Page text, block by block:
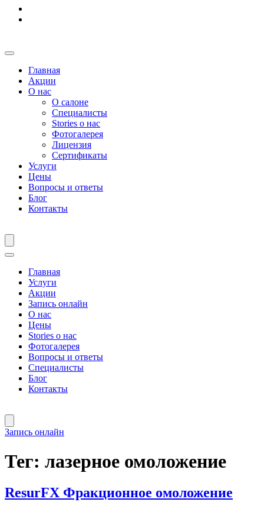
Главная
Акции
О нас
О салоне
Специалисты
Stories о нас
Фотогалерея
Лицензия
Сертификаты
Услуги
Цены
Вопросы и ответы
Блог
Контакты
Главная
Услуги
Акции
Запись онлайн
О нас
Цены
Stories о нас
Фотогалерея
Вопросы и ответы
Специалисты
Блог
Контакты
Запись онлайн
Тег: лазерное омоложение
ResurFX Фракционное омоложение